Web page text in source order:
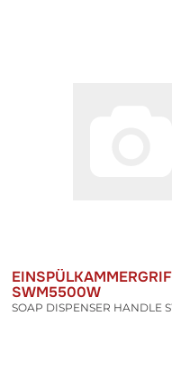
SWM5500W
SOAP DISPENSER HANDLE